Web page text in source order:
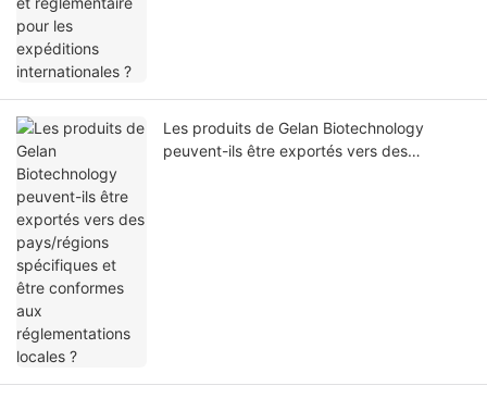
Les produits de Gelan Biotechnology
peuvent-ils être exportés vers des